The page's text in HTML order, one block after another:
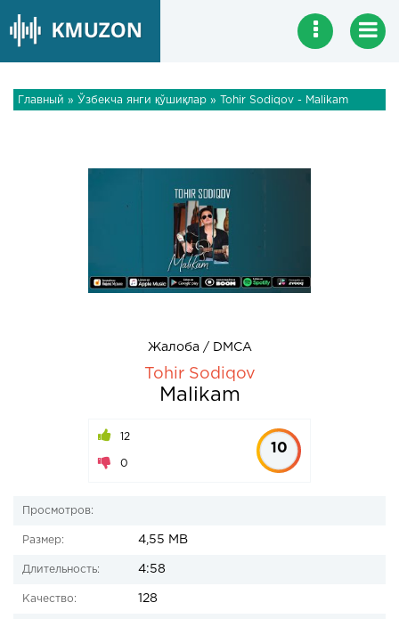
Главный » Ўзбекча янги қўшиқлар » Tohir Sodiqov - Malikam
Жалоба / DMCA
Tohir Sodiqov
Malikam
12
0
10
Просмотров:
Размер: 4,55 MB
Длительность: 4:58
Качество: 128